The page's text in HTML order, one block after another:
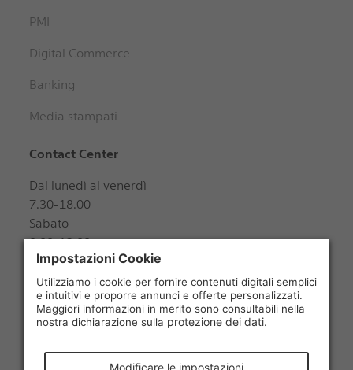
PMI
Digital Commerce
Banking
Media stampati
Contact Center
Dal lunedì al venerdì
7.30-18.00
Sabato
8.00-12.00
+41 848 888 888
Seguiteci